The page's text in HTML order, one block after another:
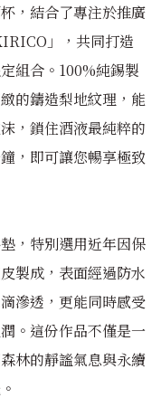
，結合了專注於推廣
」，共同打造
組合。100%純錫製
的鑄造梨地紋理，能
，鎖住酒液最純粹的
，即可讓您暢享極致
，特別選用近年因保
製成，表面經過防水
滲透，更能同時感受
。這份作品不僅是一
林的靜謐氣息與永續